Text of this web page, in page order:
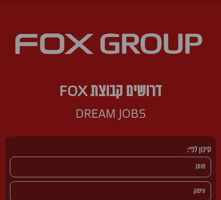
דרושים קבוצת FOX
DREAM JOBS
סינון לפי: